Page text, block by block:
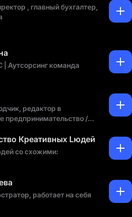
, главный бухгалтер,
| Аутсорсинг команда
редактор в
предпринимательство /
Креативных Lюдей
со схожими:
идеями работает на себя